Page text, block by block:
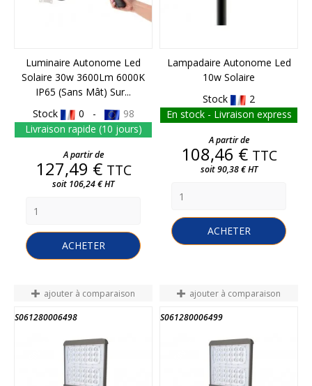
Luminaire Autonome Led
Solaire 30w 3600Lm 6000K
IP65 (sans Mât) Sur...
Stock
0 -
98
Livraison rapide (10 jours)
Prix
A partir de
127,49 € TTC
soit 106,24 € HT
ACHETER
Lampadaire Autonome Led
10w Solaire
Stock
2
En stock - Livraison express
Prix
A partir de
108,46 € TTC
soit 90,38 € HT
ACHETER
ajouter à comparaison
S061280006498
FIN DE STOCK
ajouter à comparaison
S061280006499
FIN DE STOCK